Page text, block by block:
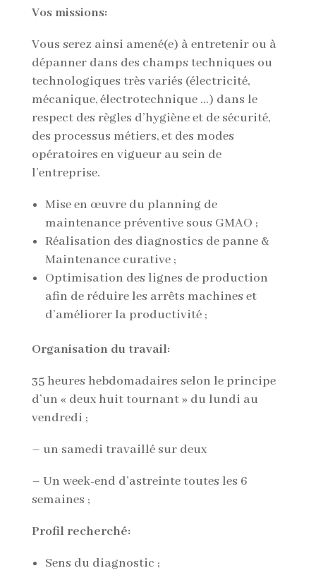
Vos missions:
Vous serez ainsi amené(e) à entretenir ou à
dépanner dans des champs techniques ou
technologiques très variés (électricité,
mécanique, électrotechnique …) dans le
respect des règles d’hygiène et de sécurité,
des processus métiers, et des modes
opératoires en vigueur au sein de
l’entreprise.
Mise en œuvre du planning de
maintenance préventive sous GMAO ;
Réalisation des diagnostics de panne &
Maintenance curative ;
Optimisation des lignes de production
afin de réduire les arrêts machines et
d’améliorer la productivité ;
Organisation du travail:
35 heures hebdomadaires selon le principe
d’un « deux huit tournant » du lundi au
vendredi ;
– un samedi travaillé sur deux
– Un week-end d’astreinte toutes les 6
semaines ;
Profil recherché:
Sens du diagnostic ;